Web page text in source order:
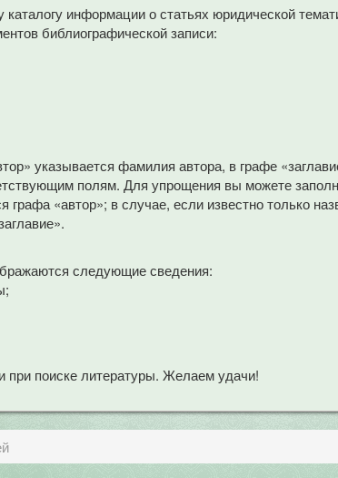
каталогу информации о статьях юридической
библиографической записи:
указывается фамилия автора, в графе
полям. Для упрощения вы можете
графа «автор»; в случае, если известно только
следующие сведения:
поиске литературы. Желаем удачи!